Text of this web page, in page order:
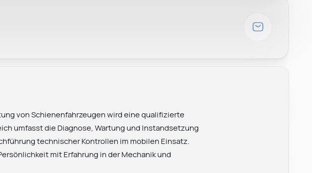
von Schienenfahrzeugen wird eine qualifizierte
umfasst die Diagnose, Wartung und Instandsetzung
technischer Kontrollen im mobilen Einsatz.
mit Erfahrung in der Mechanik und